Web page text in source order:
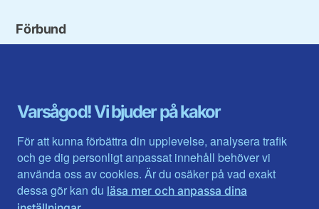
Varsågod! Vi bjuder på kakor
För att kunna förbättra din upplevelse, analysera trafik
och ge dig personligt anpassat innehåll behöver vi
använda oss av cookies. Är du osäker på vad exakt
dessa gör kan du läsa mer och anpassa dina
Förbund
Gävleborg
Halland
Jämtlands län
Jönköpings län
Kalmar län
Kronobergs län
Norrbotten
Värmlands län
Västerbotten
Västra Götaland
Västernorrland
Västmanland
Örebro län
Östergötland